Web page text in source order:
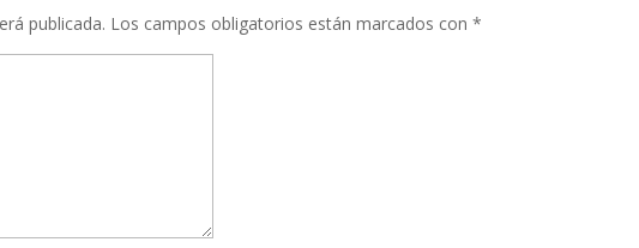
publicada. Los campos obligatorios están marcados con*